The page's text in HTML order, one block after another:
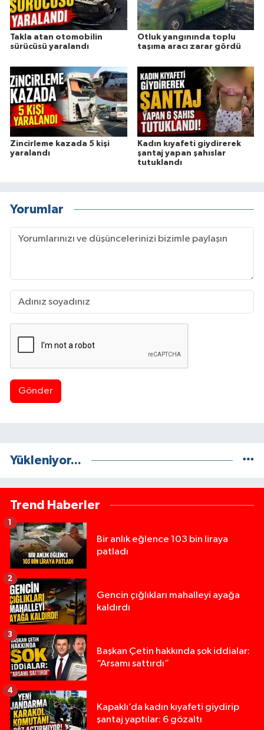
Takla atan otomobilin
sürücüsü yaralandı
Otluk yangınında toplu
taşıma aracı zarar gördü
Zincirleme kazada 5 kişi
yaralandı
Kadın kıyafeti giydirerek
şantaj yapan şahıslar
tutuklandı
Yorumlar
Gönder
Yükleniyor...
Trend Haberler
Bir anlık eğlence 103 bin liraya
patladı
1
Gencin çığlıkları mahalleyi ayağa
kaldırdı
2
Başkan Çetin hakkında şok iddialar:
“Arsamı sattırdı”
3
Kapaklı’da kadın kıyafeti giydirip
şantaj yaptılar: 6 gözaltı
4